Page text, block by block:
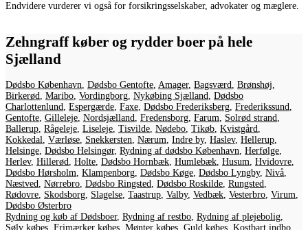
Endvidere vurderer vi også for forsikringsselskaber, advokater og mæglere.
Zehngraff køber og rydder boer på hele
Sjælland
Dødsbo København, Dødsbo Gentofte, Amager, Bagsværd, Brønshøj,
Birkerød, Maribo, Vordingborg, Nykøbing Sjælland, Dødsbo
Charlottenlund, Espergærde, Faxe, Dødsbo Frederiksberg, Frederikssund,
Gentofte, Gilleleje, Nordsjælland, Fredensborg, Farum, Solrød strand,
Ballerup, Rågeleje, Liseleje, Tisvilde, Nødebo, Tikøb, Kvistgård,
Kokkedal, Værløse, Snekkersten, Nærum, Indre by, Haslev, Hellerup,
Helsinge, Dødsbo Helsingør, Rydning af dødsbo København, Herfølge,
Herlev, Hillerød, Holte, Dødsbo Hornbæk, Humlebæk, Husum, Hvidovre,
Dødsbo Hørsholm, Klampenborg, Dødsbo Køge, Dødsbo Lyngby, Nivå,
Næstved, Nørrebro, Dødsbo Ringsted, Dødsbo Roskilde, Rungsted,
Rødovre, Skodsborg, Slagelse, Taastrup, Valby, Vedbæk, Vesterbro, Virum,
Dødsbo Østerbro
Rydning og køb af Dødsboer, Rydning af restbo, Rydning af plejebolig,
Sølv købes Frimærker købes Mønter købes Guld købes Kostbart indbo